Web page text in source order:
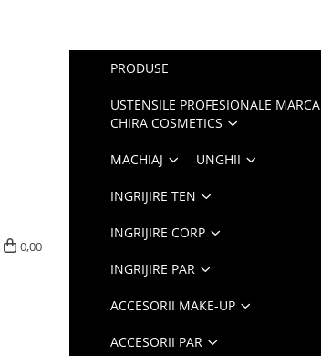
0,00
PRODUSE
USTENSILE PROFESIONALE MARCA
CHIRA COSMETICS
MACHIAJ UNGHII
INGRIJIRE TEN
INGRIJIRE CORP
INGRIJIRE PAR
ACCESORII MAKE-UP
ACCESORII PAR